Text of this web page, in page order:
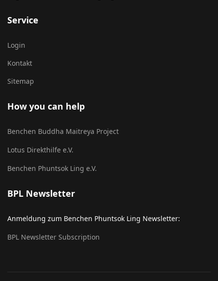
Service
Login
Kontakt
Sitemap
How you can help
Benchen Buddha Maitreya Project
Lotus Direkthilfe e.V.
Benchen Phuntsok Ling e.V.
BPL Newsletter
Anmeldung zum Benchen Phuntsok Ling Newsletter:
BPL Newsletter Subscription